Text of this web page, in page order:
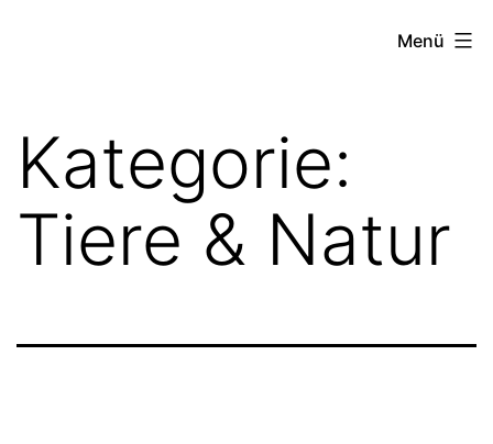
Horror
Genres
Paranormal,
Psycho
&
Menü
Kategorie:
Tiere & Natur